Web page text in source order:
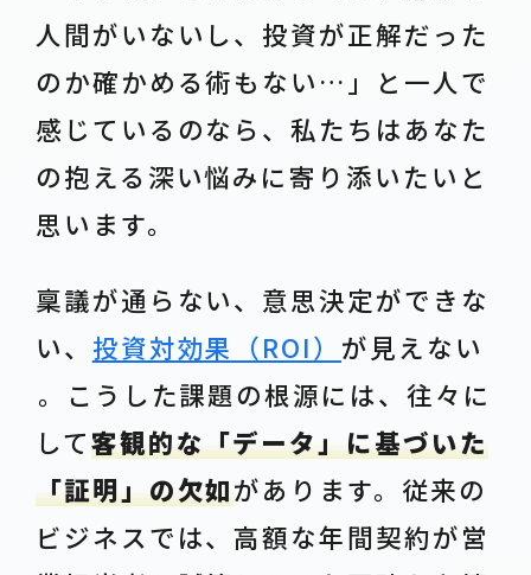
人間がいないし、投資が正解だった
のか確かめる術もない…」と一人で
感じているのなら、私たちはあなた
の抱える深い悩みに寄り添いたいと
思います。
稟議が通らない、意思決定ができな
い、 投資対効果（ROI） が見えない
――。こうした課題の根源には、往々に
して客観的な「データ」に基づいた
「証明」の欠如があります。従来の
ビジネスでは、高額な年間契約が営